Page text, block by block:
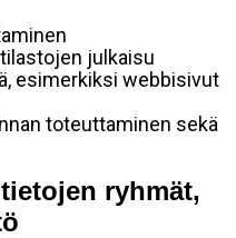
julkaisu
esimerkiksi webbisivut
toteuttaminen sekä
ryhmät,